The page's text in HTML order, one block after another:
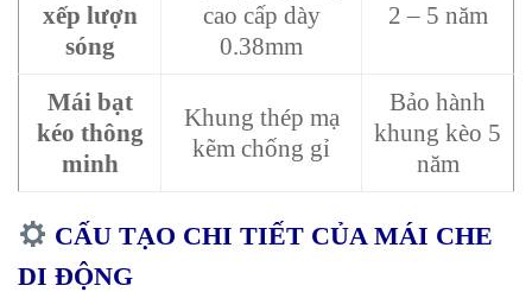
xếp lượn
sóng
cao cấp dày
0.38mm
2 – 5 năm
Mái bạt
kéo thông
minh
Khung thép mạ
kẽm chống gỉ
Bảo hành
khung kèo 5
năm
CẤU TẠO CHI TIẾT CỦA MÁI CHE
DI ĐỘNG